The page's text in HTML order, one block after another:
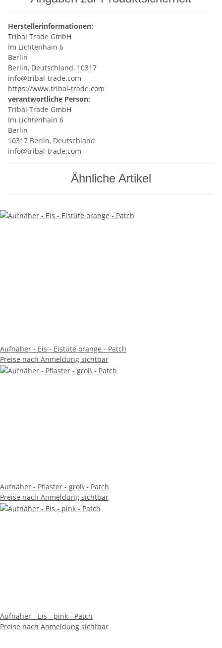
Herstellerinformationen:
Tribal Trade GmbH
Im Lichtenhain 6
Berlin
Berlin, Deutschland, 10317
info@tribal-trade.com
https://www.tribal-trade.com
verantwortliche Person:
Tribal Trade GmbH
Im Lichtenhain 6
Berlin
10317 Berlin, Deutschland
info@tribal-trade.com
Ähnliche Artikel
Aufnäher - Eis - Eistüte orange - Patch
Preise nach Anmeldung sichtbar
Aufnäher - Pflaster - groß - Patch
Preise nach Anmeldung sichtbar
Aufnäher - Eis - pink - Patch
Preise nach Anmeldung sichtbar